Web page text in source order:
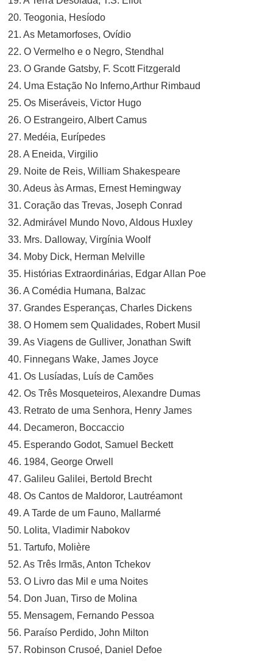
20. Teogonia, Hesíodo
21. As Metamorfoses, Ovídio
22. O Vermelho e o Negro, Stendhal
23. O Grande Gatsby, F. Scott Fitzgerald
24. Uma Estação No Inferno,Arthur Rimbaud
25. Os Miseráveis, Victor Hugo
26. O Estrangeiro, Albert Camus
27. Medéia, Eurípedes
28. A Eneida, Virgilio
29. Noite de Reis, William Shakespeare
30. Adeus às Armas, Ernest Hemingway
31. Coração das Trevas, Joseph Conrad
32. Admirável Mundo Novo, Aldous Huxley
33. Mrs. Dalloway, Virgínia Woolf
34. Moby Dick, Herman Melville
35. Histórias Extraordinárias, Edgar Allan Poe
36. A Comédia Humana, Balzac
37. Grandes Esperanças, Charles Dickens
38. O Homem sem Qualidades, Robert Musil
39. As Viagens de Gulliver, Jonathan Swift
40. Finnegans Wake, James Joyce
41. Os Lusíadas, Luís de Camões
42. Os Três Mosqueteiros, Alexandre Dumas
43. Retrato de uma Senhora, Henry James
44. Decameron, Boccaccio
45. Esperando Godot, Samuel Beckett
46. 1984, George Orwell
47. Galileu Galilei, Bertold Brecht
48. Os Cantos de Maldoror, Lautréamont
49. A Tarde de um Fauno, Mallarmé
50. Lolita, Vladimir Nabokov
51. Tartufo, Molière
52. As Três Irmãs, Anton Tchekov
53. O Livro das Mil e uma Noites
54. Don Juan, Tirso de Molina
55. Mensagem, Fernando Pessoa
56. Paraíso Perdido, John Milton
57. Robinson Crusoé, Daniel Defoe